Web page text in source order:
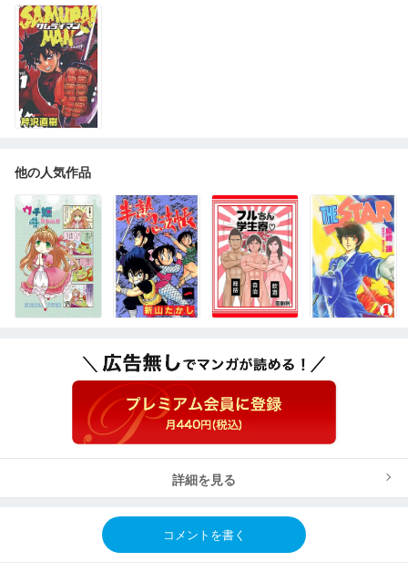
他の人気作品
詳細を見る
コメントを書く